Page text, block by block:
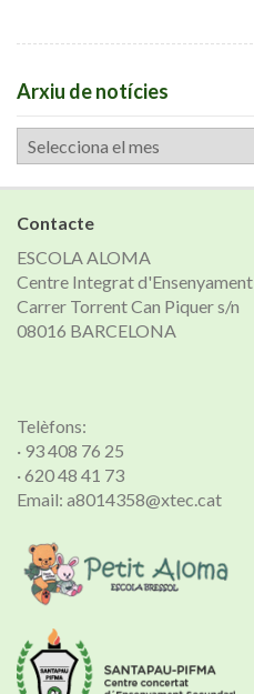
Arxiu de notícies
Arxiu
de
notícies
Contacte
ESCOLA ALOMA
Centre Integrat d'Ensenyament
Carrer Torrent Can Piquer s/n
08016 BARCELONA
Telèfons:
· 93 408 76 25
· 620 48 41 73
Email: a8014358@xtec.cat